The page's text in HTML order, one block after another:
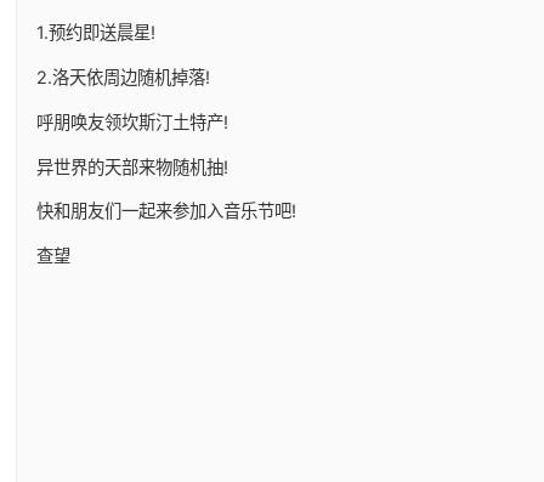
1.预约即送晨星!
2.洛天依周边随机掉落!
呼朋唤友领坎斯汀土特产!
异世界的天部来物随机抽!
快和朋友们一起来参加入音乐节吧!
查望